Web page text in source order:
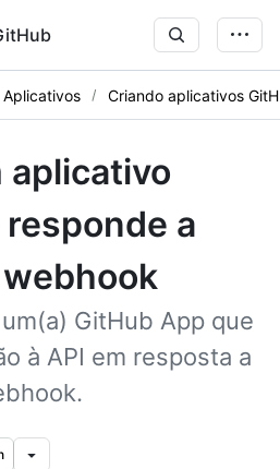
Aplicativos Criando aplicativos
aplicativo
a
GitHub App que
à API em resposta a